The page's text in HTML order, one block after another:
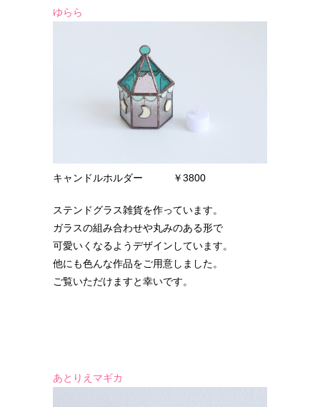
ゆらら
キャンドルホルダー ￥3800
ステンドグラス雑貨を作っています。
ガラスの組み合わせや丸みのある形で
可愛いくなるようデザインしています。
他にも色んな作品をご用意しました。
ご覧いただけますと幸いです。
あとりえマギカ